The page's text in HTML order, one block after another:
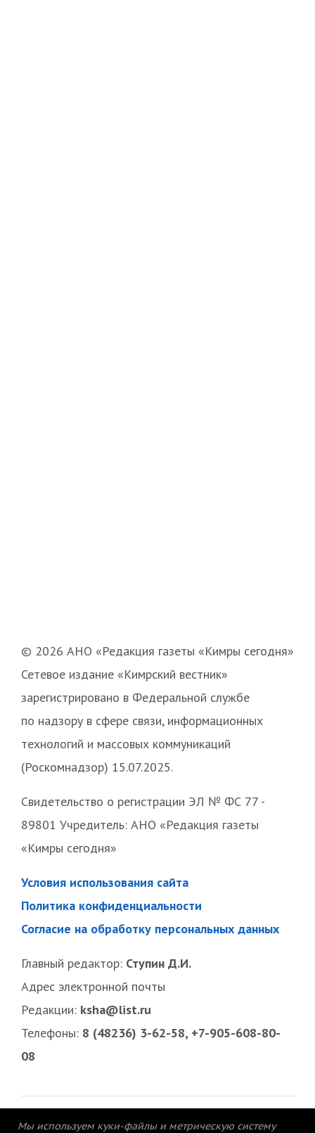
© 2026 АНО «Редакция газеты «Кимры сегодня»
Сетевое издание «Кимрский вестник»
зарегистрировано в Федеральной службе
по надзору в сфере связи, информационных
технологий и массовых коммуникаций
(Роскомнадзор) 15.07.2025.
Свидетельство о регистрации ЭЛ № ФС 77 -
89801 Учредитель: АНО «Редакция газеты
«Кимры сегодня»
Условия использования сайта
Политика конфиденциальности
Согласие на обработку персональных данных
Главный редактор: Ступин Д.И.
Адрес электронной почты
Редакции: ksha@list.ru
Телефоны: 8 (48236) 3-62-58, +7-905-608-80-
08
Мы используем куки-файлы и метрическую систему